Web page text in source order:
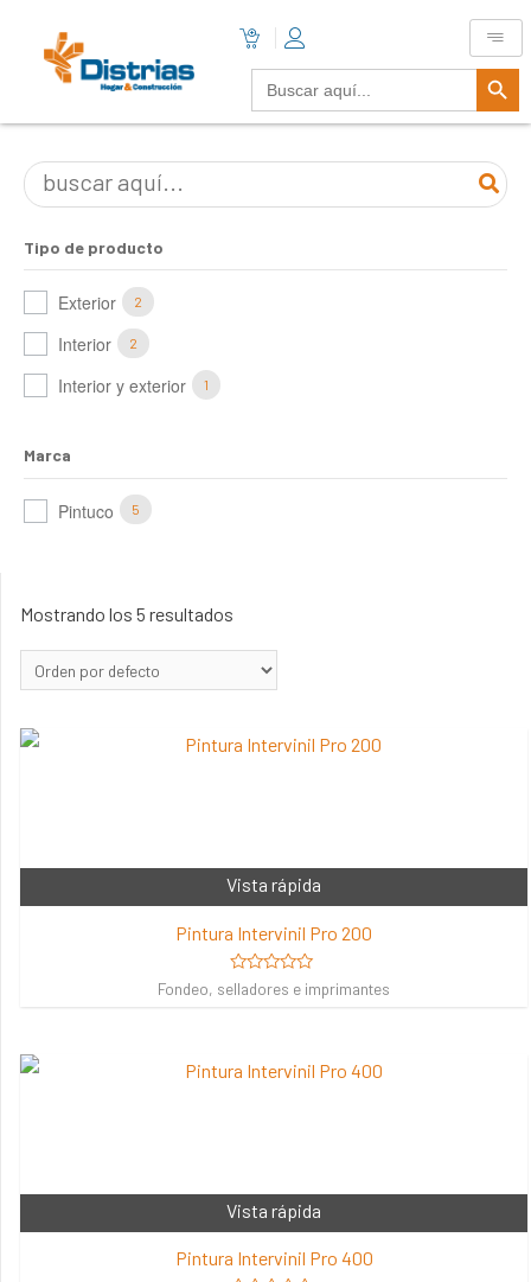
Buscar: Botón De
Tipo de producto
Exterior 2
Interior 2
Interior y exterior 1
Marca
Pintuco 5
Mostrando los 5 resultados
Vista rápida
Pintura Intervinil Pro 200
Valorado
en
Fondeo, selladores e imprimantes
Vista rápida
Pintura Intervinil Pro 400